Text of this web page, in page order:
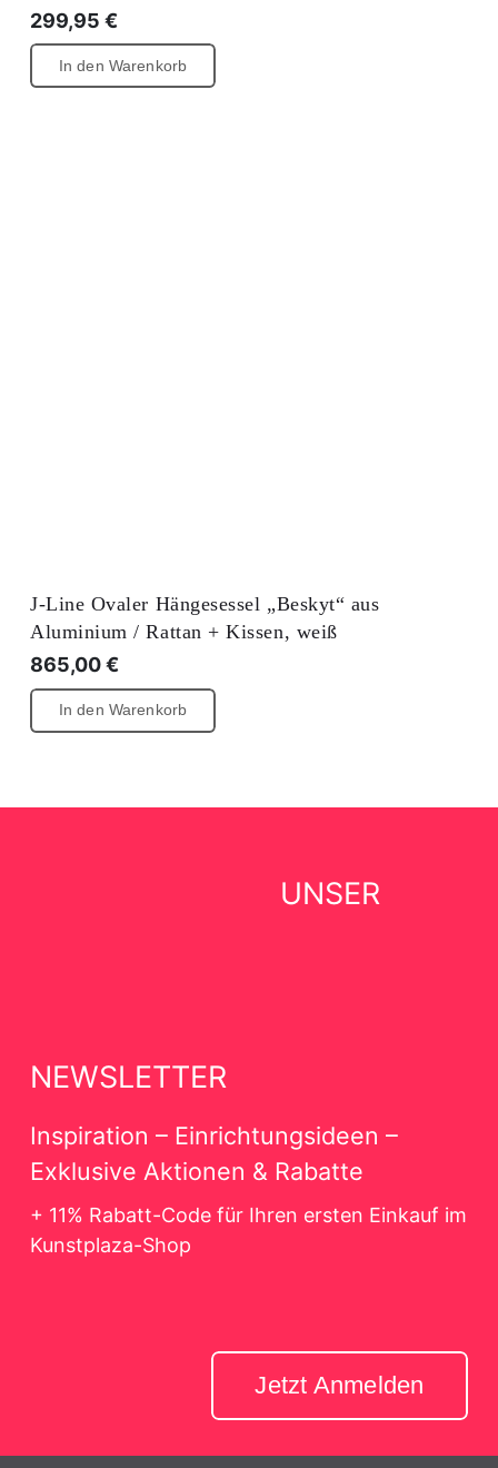
299,95 €
In den Warenkorb
J-Line Ovaler Hängesessel „Beskyt“ aus
Aluminium / Rattan + Kissen, weiß
865,00€
In den Warenkorb
UNSER
NEWSLETTER
Inspiration – Einrichtungsideen –
Exklusive Aktionen & Rabatte
+ 11% Rabatt-Code für Ihren ersten Einkauf im
Kunstplaza-Shop
Jetzt Anmelden